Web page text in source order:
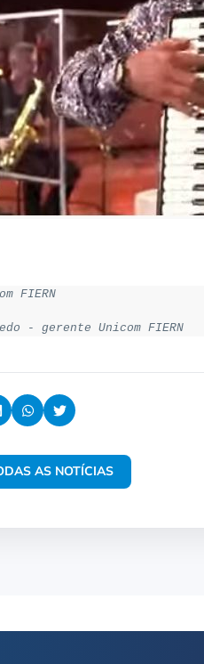
FIERN
- gerente Unicom FIERN
AS NOTÍCIAS